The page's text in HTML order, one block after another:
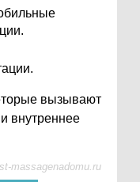
вызывают
внутреннее
massagenadomu.ru